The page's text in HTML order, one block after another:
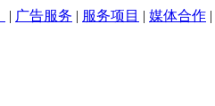
| 广告服务 | 服务项目 | 媒体合作 |